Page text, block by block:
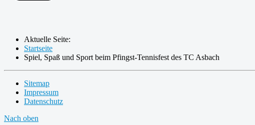
Aktuelle Seite:
Startseite
Spiel, Spaß und Sport beim Pfingst-Tennisfest des TC Asbach
Sitemap
Impressum
Datenschutz
Nach oben